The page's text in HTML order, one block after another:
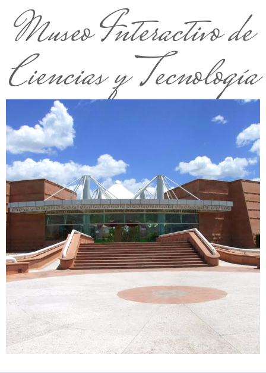
Museo Interactivo de
Ciencias y Tecnología